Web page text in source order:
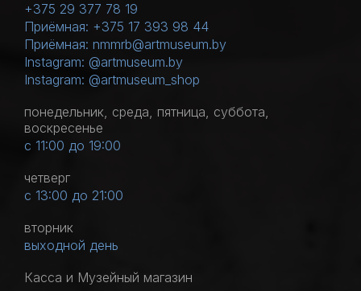
+375 29 377 78 19
Приёмная: +375 17 393 98 44
Приёмная: nmmrb@artmuseum.by
Instagram: @artmuseum.by
Instagram: @artmuseum_shop
понедельник, среда, пятница, суббота,
воскресенье
с 11:00 до 19:00
четверг
с 13:00 до 21:00
вторник
выходной день
Касса и Музейный магазин